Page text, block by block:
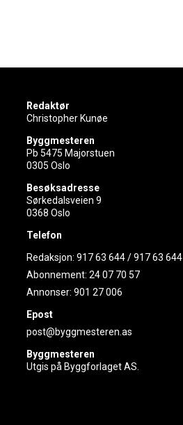
Redaktør
Christopher Kunøe
Byggmesteren
Pb 5475 Majorstuen
0305 Oslo
Besøksadresse
Sørkedalsveien 9
0368 Oslo
Telefon
Redaksjon:917 63 644/917 63 644
Abonnement:24 07 70 57
Annonser:901 27 006
Epost
post@byggmesteren.as
Byggmesteren
Utgis på Byggforlaget AS.